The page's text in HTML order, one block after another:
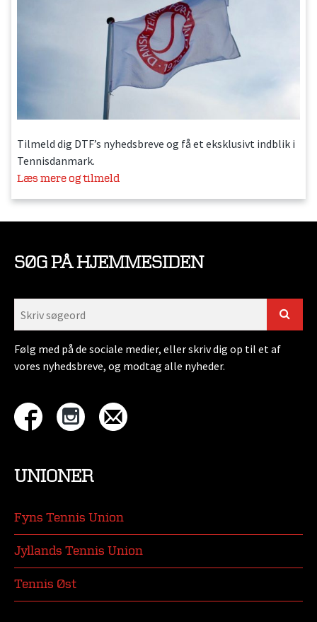
Tilmeld dig DTF’s nyhedsbreve og få et eksklusivt indblik i
Tennisdanmark.
Læs mere og tilmeld
SØG PÅ HJEMMESIDEN
Følg med på de sociale medier, eller skriv dig op til et af
vores nyhedsbreve, og modtag alle nyheder.
UNIONER
Fyns Tennis Union
Jyllands Tennis Union
Tennis Øst